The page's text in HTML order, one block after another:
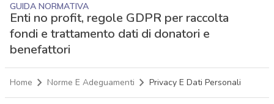
GUIDA NORMATIVA
Enti no profit, regole GDPR per raccolta
fondi e trattamento dati di donatori e
benefattori
Home Norme E Adeguamenti Privacy E Dati Personali